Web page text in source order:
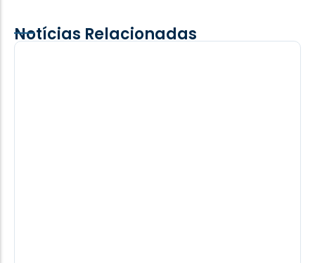
Notícias Relacionadas